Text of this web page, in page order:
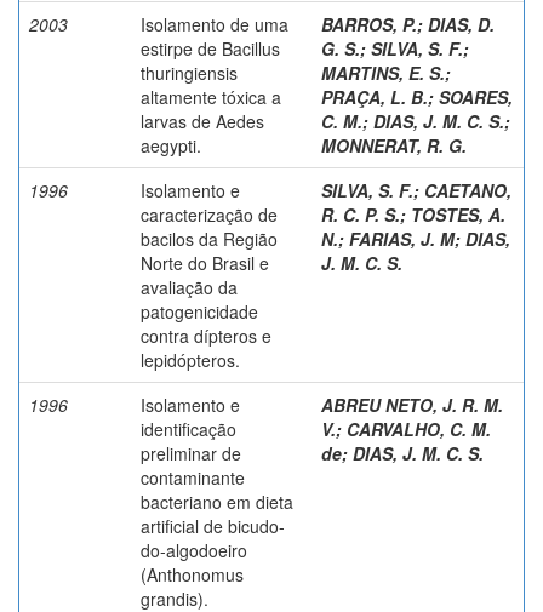
2003
Isolamento de uma
estirpe de Bacillus
thuringiensis
altamente tóxica a
larvas de Aedes
aegypti.
BARROS, P.; DIAS, D.
G. S.; SILVA, S. F.;
MARTINS, E. S.;
PRAÇA, L. B.; SOARES,
C. M.; DIAS, J. M. C. S.;
MONNERAT, R. G.
1996
Isolamento e
caracterização de
bacilos da Região
Norte do Brasil e
avaliação da
patogenicidade
contra dípteros e
lepidópteros.
SILVA, S. F.; CAETANO,
R. C. P. S.; TOSTES, A.
N.; FARIAS, J. M; DIAS,
J. M. C. S.
1996
Isolamento e
identificação
preliminar de
contaminante
bacteriano em dieta
artificial de bicudo-
do-algodoeiro
(Anthonomus
grandis).
ABREU NETO, J. R. M.
V.; CARVALHO, C. M.
de; DIAS, J. M. C. S.